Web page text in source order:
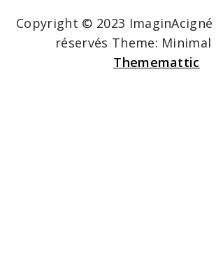
Copyright © 2023
réservés Theme:
Thememattic